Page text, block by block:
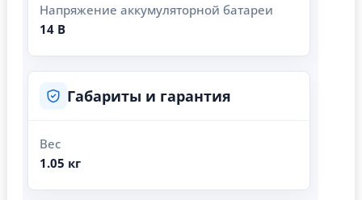
Напряжение аккумуляторной батареи
14 В
Габариты и гарантия
Вес
1.05 кг